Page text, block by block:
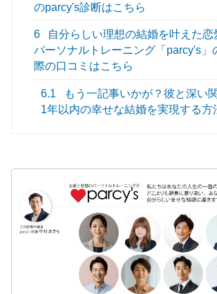
のparcy's診断はこちら
6
自分らしい理想の結婚を叶えた恋
パーソナルトレーニング「parcy's」
際の口コミはこちら
6.1
もう一記事いかが？彼と深い
1年以内の幸せな結婚を実現する方